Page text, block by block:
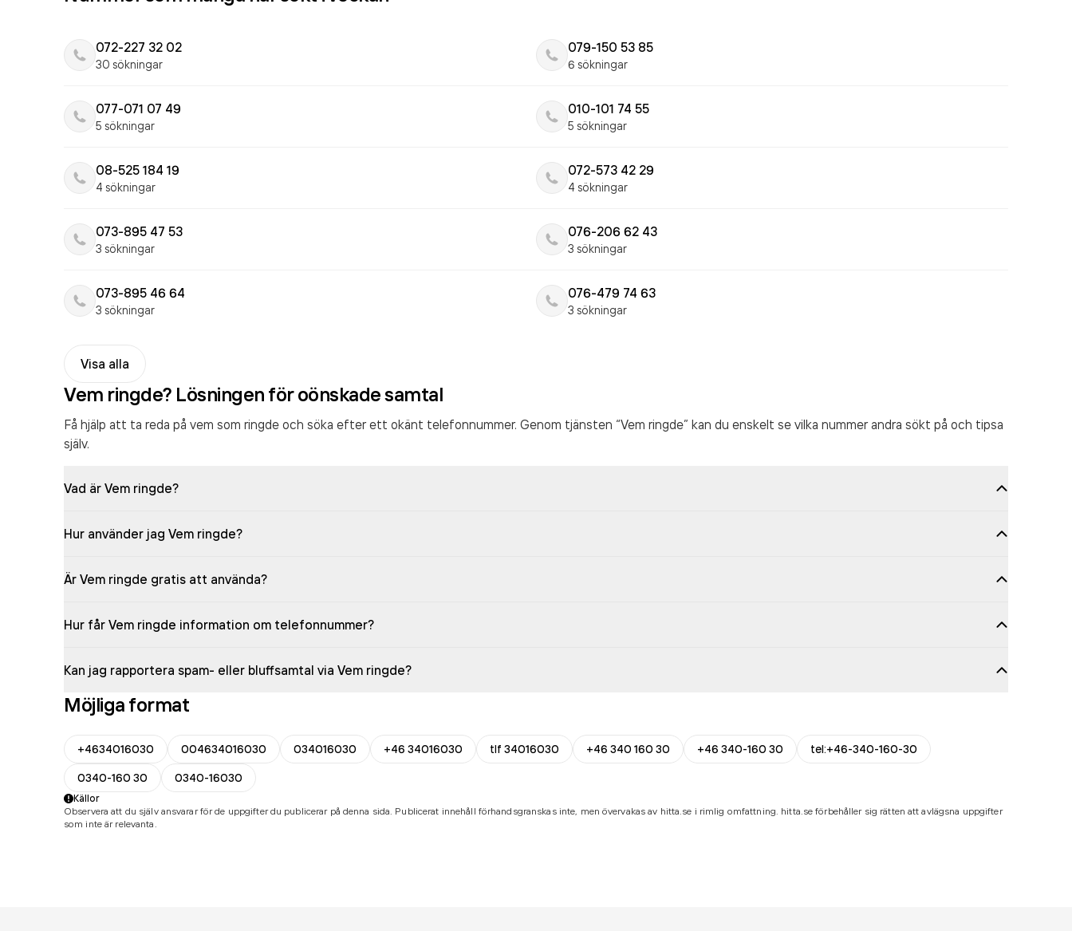
072-227 32 02
30 sökningar
079-150 53 85
6 sökningar
077-071 07 49
5 sökningar
010-101 74 55
5 sökningar
08-525 184 19
4 sökningar
072-573 42 29
4 sökningar
073-895 47 53
3 sökningar
076-206 62 43
3 sökningar
073-895 46 64
3 sökningar
076-479 74 63
3 sökningar
Visa alla
Vem ringde? Lösningen för oönskade samtal
Få hjälp att ta reda på vem som ringde och söka efter ett okänt telefonnummer. Genom tjänsten “Vem ringde” kan du enskelt se vilka nummer andra sökt på och tipsa
själv.
Vad är Vem ringde?
Hur använder jag Vem ringde?
Är Vem ringde gratis att använda?
Hur får Vem ringde information om telefonnummer?
Kan jag rapportera spam- eller bluffsamtal via Vem ringde?
Möjliga format
+4634016030 004634016030 034016030 +46 34016030 tlf 34016030 +46 340 160 30 +46 340-160 30
tel:+46-340-160-30
0340-160 30
0340-16030
Källor
Observera att du själv ansvarar för de uppgifter du publicerar på denna sida. Publicerat innehåll förhandsgranskas inte, men övervakas av hitta.se i rimlig omfattning. hitta.se förbehåller sig rätten att avlägsna uppgifter
som inte är relevanta.